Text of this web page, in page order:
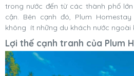
trong nước đến từ các thành phố
cận. Bên cạnh đó, Plum
không ít những du khách nước ngoài
Lợi thế cạnh tranh của Plum